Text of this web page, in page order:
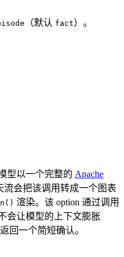
（默认 fact）。
型以一个完整的 Apache
流会把该调用转成一个图表
渲染。该 option 通过调用
会让模型的上下文膨胀
回一个简短确认。